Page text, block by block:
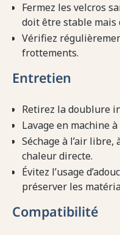
Fermez les velcros
doit être stable mais
Vérifiez
frottements.
Entretien
Retirez la doublure
Lavage en machine à
Séchage à l’air libre,
chaleur directe.
Évitez l’usage
préserver les
Compatibilité